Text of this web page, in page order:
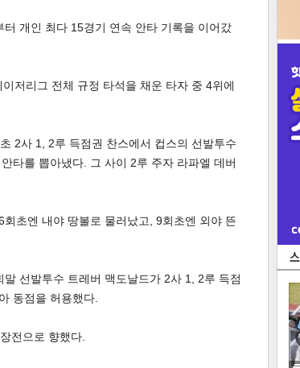
개인 최다 15경기 연속 안타 기록을 이어갔
저리그 전체 규정 타석을 채운 타자 중 4위에
2사 1, 2루 득점권 찬스에서 컵스의 선발투수
타를 뽑아냈다. 그 사이 2루 주자 라파엘 데버
초엔 내야 땅볼로 물러났고, 9회초엔 외야 뜬
선발투수 트레버 맥도날드가 2사 1, 2루 득점
동점을 허용했다.
전으로 향했다.